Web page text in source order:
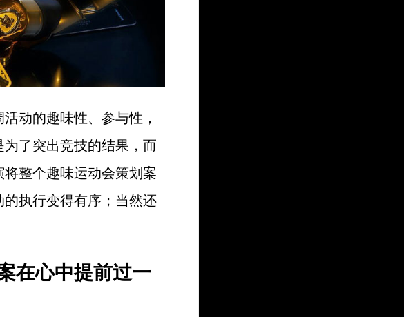
动的趣味性、参与性，
了突出竞技的结果，而
整个趣味运动会策划案
执行变得有序；当然还
在心中提前过一